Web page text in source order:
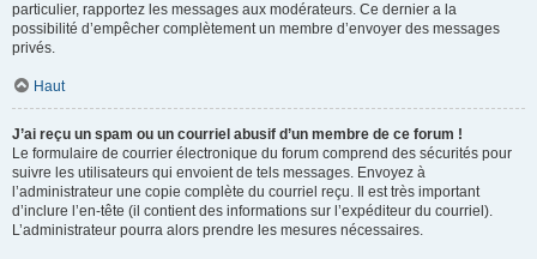
particulier, rapportez les messages aux modérateurs. Ce dernier a la
possibilité d’empêcher complètement un membre d’envoyer des messages
privés.
Haut
J’ai reçu un spam ou un courriel abusif d’un membre de ce forum !
Le formulaire de courrier électronique du forum comprend des sécurités pour
suivre les utilisateurs qui envoient de tels messages. Envoyez à
l’administrateur une copie complète du courriel reçu. Il est très important
d’inclure l’en-tête (il contient des informations sur l’expéditeur du courriel).
L’administrateur pourra alors prendre les mesures nécessaires.